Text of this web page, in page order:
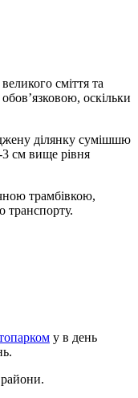
сміття та
оскільки
ділянку сумішшю
см вище рівня
трамбівкою,
транспорту.
у в день